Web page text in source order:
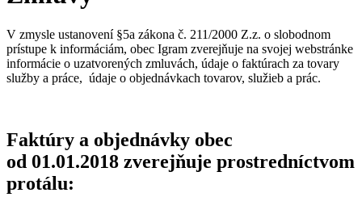
V zmysle ustanovení §5a zákona č. 211/2000 Z.z. o slobodnom
prístupe k informáciám, obec Igram zverejňuje na svojej webstránke
informácie o uzatvorených zmluvách, údaje o faktúrach za tovary
služby a práce, údaje o objednávkach tovarov, služieb a prác.
Faktúry a objednávky obec
od 01.01.2018 zverejňuje prostredníctvom
protálu: